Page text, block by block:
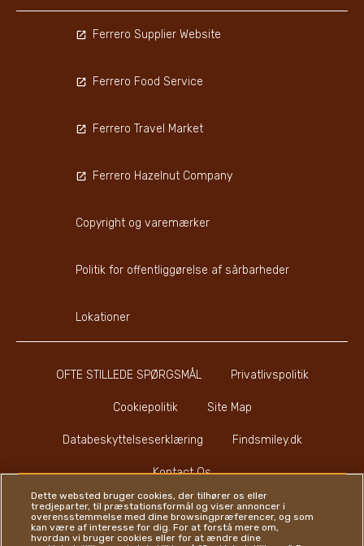
OFTE STILLEDE SPØRGSMÅL Privatlivspolitik
Cookiepolitik Site Map
Databeskyttelseserklæring Findsmiley.dk
Kontact Os
Ferrero Supplier Website
Ferrero Food Service
Ferrero Travel Market
Ferrero Hazelnut Company
Copyright og varemærker
Politik for offentliggørelse af sårbarheder
Lokationer
Dette websted bruger cookies, der tilhører os eller
tredjeparter, til præstationsformål og viser annoncer i
overensstemmelse med dine browsingpræferencer, og som
kan være af interesse for dig. For at forstå mere om,
hvordan vi bruger cookies eller for at ændre dine